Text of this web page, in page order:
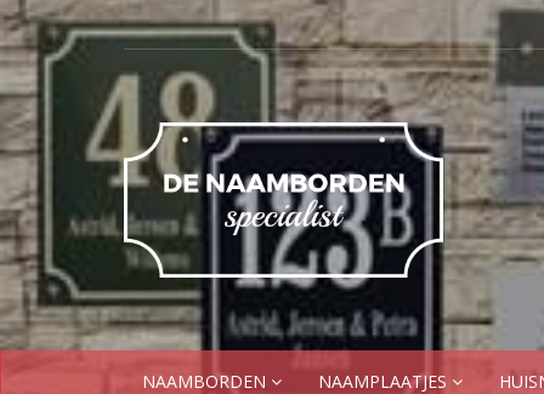
NAAMBORDEN NAAMPLAATJES